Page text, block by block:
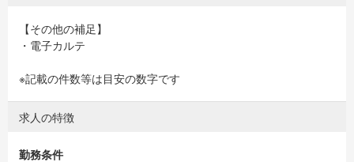
【その他の補足】
・電子カルテ
※記載の件数等は目安の数字です
求人の特徴
勤務条件